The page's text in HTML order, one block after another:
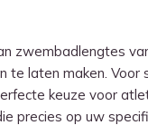
zwembadlengtes
laten maken. Voor
keuze voor
precies op uw